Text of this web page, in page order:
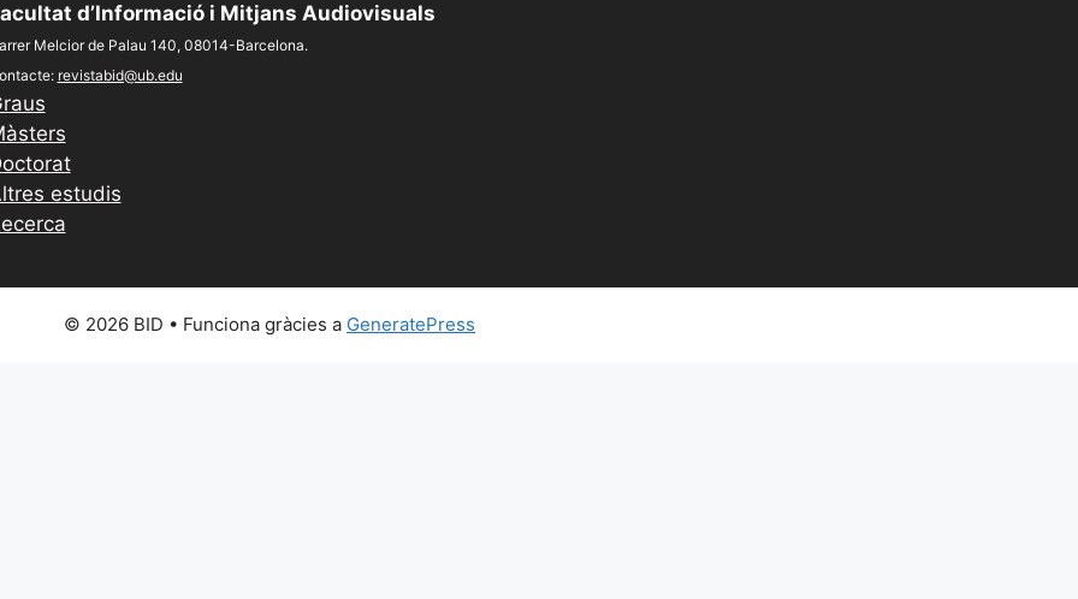
d’Informació i Mitjans Audiovisuals
Melcior de Palau 140, 08014-Barcelona.
revistabid@ub.edu
estudis
© 2026 BID • Funciona gràcies a GeneratePress